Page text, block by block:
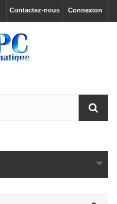
Connexion
Contactez-nous